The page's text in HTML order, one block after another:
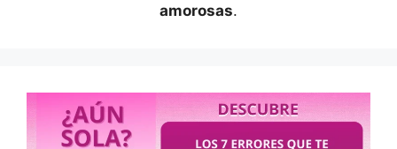
amorosas.